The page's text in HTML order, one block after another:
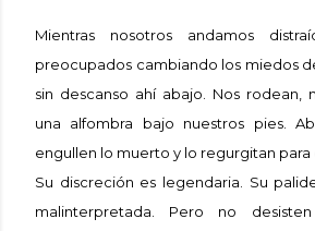
Mientras nosotros andamos
preocupados cambiando los miedos
sin descanso ahí abajo. Nos rodean,
una alfombra bajo nuestros pies.
engullen lo muerto y lo regurgitan para
Su discreción es legendaria. Su
malinterpretada. Pero no